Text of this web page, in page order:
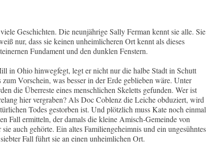
Geschichten. Die neunjährige Sally Ferman kennt sie alle. Sie
nur, dass sie keinen unheimlicheren Ort kennt als dieses
Fundament und den dunklen Fenstern.
in Ohio hinwegfegt, legt er nicht nur die halbe Stadt in Schutt
Vorschein, was besser in der Erde geblieben wäre. Unter
die Überreste eines menschlichen Skeletts gefunden. Wer ist
hier vergraben? Als Doc Coblenz die Leiche obduziert, wird
Todes gestorben ist. Und plötzlich muss Kate noch einmal
Fall ermitteln, der damals die kleine Amisch-Gemeinde von
auch gehörte. Ein altes Familiengeheimnis und ein ungesühntes
Fall führt sie an einen unheimlichen Ort.